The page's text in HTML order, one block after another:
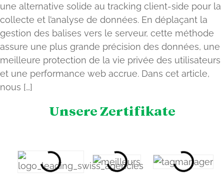
une alternative solide au tracking client-side pour la
collecte et l’analyse de données. En déplaçant la
gestion des balises vers le serveur, cette méthode
assure une plus grande précision des données, une
meilleure protection de la vie privée des utilisateurs
et une performance web accrue. Dans cet article,
nous […]
Unsere Zertifikate